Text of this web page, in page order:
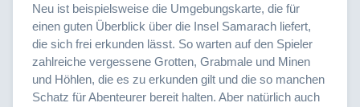
Neu ist beispielsweise die Umgebungskarte, die für
einen guten Überblick über die Insel Samarach liefert,
die sich frei erkunden lässt. So warten auf den Spieler
zahlreiche vergessene Grotten, Grabmale und Minen
und Höhlen, die es zu erkunden gilt und die so manchen
Schatz für Abenteurer bereit halten. Aber natürlich auch